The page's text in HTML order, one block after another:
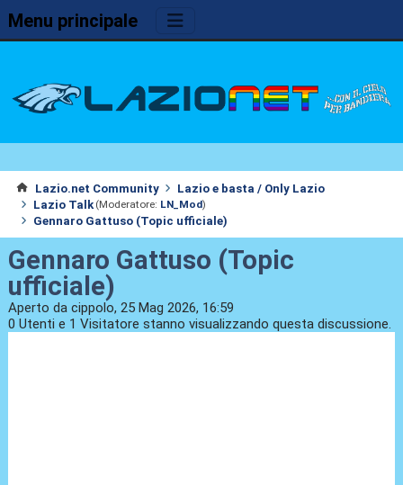
Menu principale
Lazio.net Community
Lazio e basta / Only Lazio
Lazio Talk (Moderatore: LN_Mod)
Gennaro Gattuso (Topic ufficiale)
Gennaro Gattuso (Topic
ufficiale)
Aperto da cippolo, 25 Mag 2026, 16:59
0 Utenti e 1 Visitatore stanno visualizzando questa discussione.